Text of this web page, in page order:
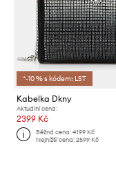
*-10 % s kódem: LST
Kabelka Dkny
Aktuální cena:
2399 Kč
Běžná cena:4199 Kč
Nejnižší cena:2599 Kč